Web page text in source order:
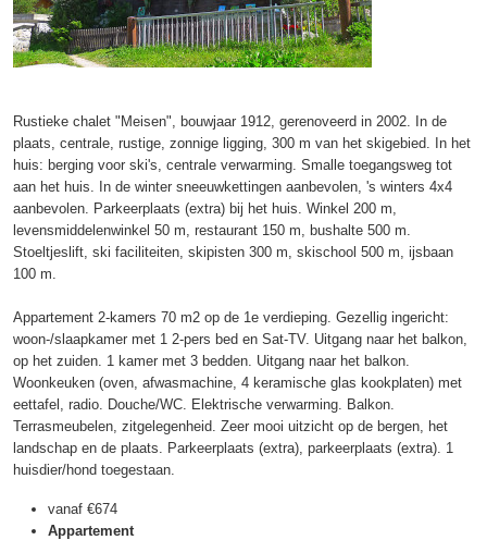
Rustieke chalet "Meisen", bouwjaar 1912, gerenoveerd in 2002. In de
plaats, centrale, rustige, zonnige ligging, 300 m van het skigebied. In het
huis: berging voor ski's, centrale verwarming. Smalle toegangsweg tot
aan het huis. In de winter sneeuwkettingen aanbevolen, 's winters 4x4
aanbevolen. Parkeerplaats (extra) bij het huis. Winkel 200 m,
levensmiddelenwinkel 50 m, restaurant 150 m, bushalte 500 m.
Stoeltjeslift, ski faciliteiten, skipisten 300 m, skischool 500 m, ijsbaan
100 m.
Appartement 2-kamers 70 m2 op de 1e verdieping. Gezellig ingericht:
woon-/slaapkamer met 1 2-pers bed en Sat-TV. Uitgang naar het balkon,
op het zuiden. 1 kamer met 3 bedden. Uitgang naar het balkon.
Woonkeuken (oven, afwasmachine, 4 keramische glas kookplaten) met
eettafel, radio. Douche/WC. Elektrische verwarming. Balkon.
Terrasmeubelen, zitgelegenheid. Zeer mooi uitzicht op de bergen, het
landschap en de plaats. Parkeerplaats (extra), parkeerplaats (extra). 1
huisdier/hond toegestaan.
vanaf €674
Appartement